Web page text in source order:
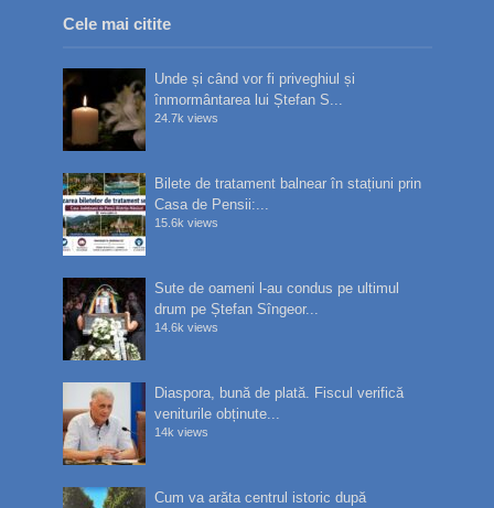
Cele mai citite
Unde și când vor fi priveghiul și
înmormântarea lui Ștefan S...
24.7k views
Bilete de tratament balnear în stațiuni prin
Casa de Pensii:...
15.6k views
Sute de oameni l-au condus pe ultimul
drum pe Ștefan Sîngeor...
14.6k views
Diaspora, bună de plată. Fiscul verifică
veniturile obținute...
14k views
Cum va arăta centrul istoric după